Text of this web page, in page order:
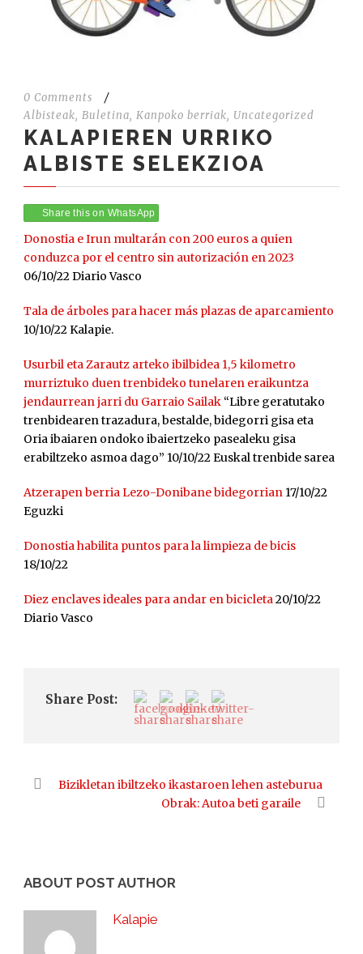
0 Comments
/
Albisteak, Buletina, Kanpoko berriak, Uncategorized
KALAPIEREN URRIKO
ALBISTE SELEKZIOA
Share this on WhatsApp
Donostia e Irun multarán con 200 euros a quien
conduzca por el centro sin autorización en 2023
06/10/22 Diario Vasco
Tala de árboles para hacer más plazas de aparcamiento
10/10/22 Kalapie.
Usurbil eta Zarautz arteko ibilbidea 1,5 kilometro
murriztuko duen trenbideko tunelaren eraikuntza
jendaurrean jarri du Garraio Sailak “Libre geratutako
trenbidearen trazadura, bestalde, bidegorri gisa eta
Oria ibaiaren ondoko ibaiertzeko pasealeku gisa
erabiltzeko asmoa dago” 10/10/22 Euskal trenbide sarea
Atzerapen berria Lezo-Donibane bidegorrian 17/10/22
Eguzki
Donostia habilita puntos para la limpieza de bicis
18/10/22
Diez enclaves ideales para andar en bicicleta20/10/22
Diario Vasco
Share Post:
Bizikletan ibiltzeko ikastaroen lehen asteburua
Obrak: Autoa beti garaile
ABOUT POST AUTHOR
Kalapie